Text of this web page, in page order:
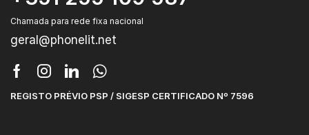
Chamada para rede fixa nacional
geral@phonelit.net
REGISTO PRÉVIO PSP / SIGESP CERTIFICADO Nº 7596